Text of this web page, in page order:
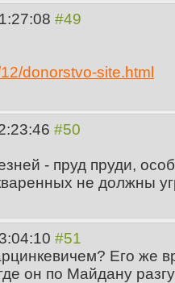
donorstvo-site.html
- пруд пруди,
не должны
Его же
он по Майдану